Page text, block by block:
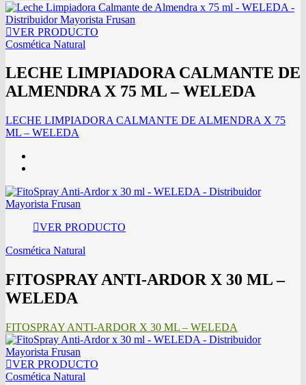
VER PRODUCTO
Cosmética Natural
LECHE LIMPIADORA CALMANTE DE
ALMENDRA X 75 ML – WELEDA
LECHE LIMPIADORA CALMANTE DE ALMENDRA X 75
ML – WELEDA
VER PRODUCTO
Cosmética Natural
FITOSPRAY ANTI-ARDOR X 30 ML –
WELEDA
FITOSPRAY ANTI-ARDOR X 30 ML – WELEDA
VER PRODUCTO
Cosmética Natural